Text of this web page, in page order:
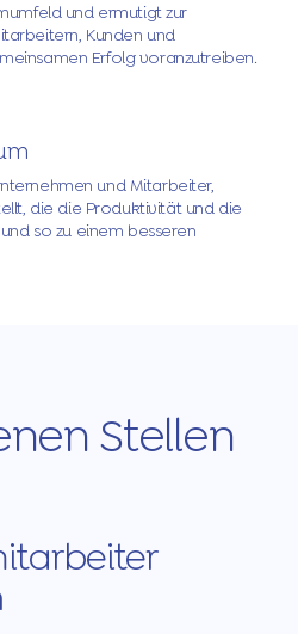
und ermutigt zur
Kunden und
Erfolg voranzutreiben.
und Mitarbeiter,
die die Produktivität und die
so zu einem besseren
Stellen